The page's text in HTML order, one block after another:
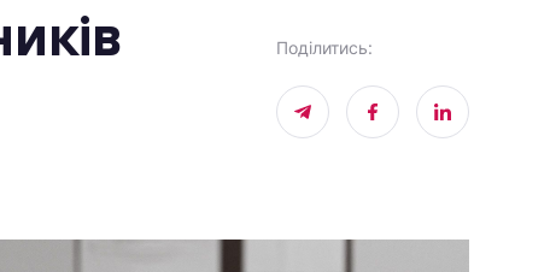
Поділитись: